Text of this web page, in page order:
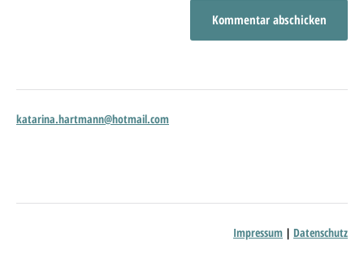
katarina.hartmann@hotmail.com
Impressum | Datenschutz